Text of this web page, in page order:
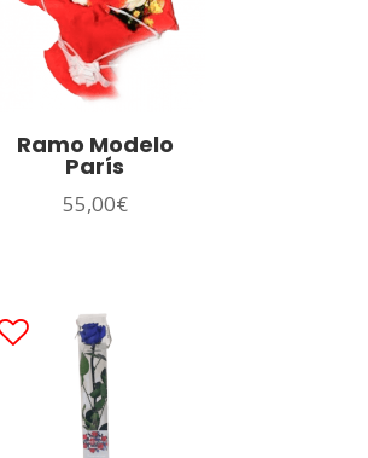
Ramo Modelo
París
55,00€